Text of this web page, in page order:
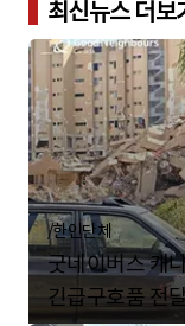
데 다양한 공연과 생일잔치,
행사를 진행했다.
본보 기자와 함께 생생한 연
장을  만나보자.
최신뉴스 더보
/한인단체
굿네이버스 캐
긴급구호품 전